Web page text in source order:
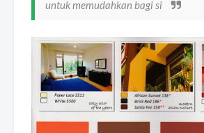
untuk memudahkan bagi si